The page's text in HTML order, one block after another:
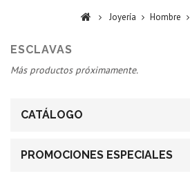
Joyería Hombre
ESCLAVAS
Más productos próximamente.
CATÁLOGO
PROMOCIONES ESPECIALES